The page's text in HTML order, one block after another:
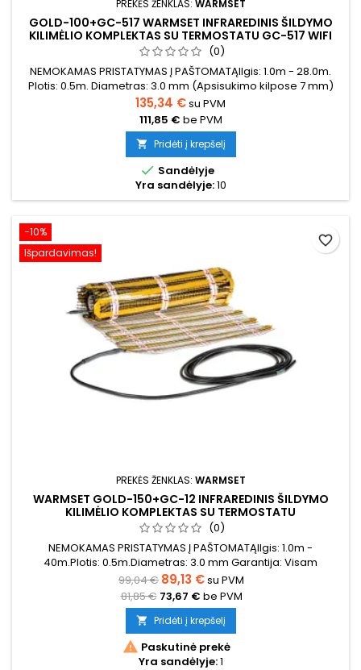
PREKĖS ŽENKLAS: WARMSET
GOLD-100+GC-517 WARMSET INFRAREDINIS ŠILDYMO
KILIMĖLIO KOMPLEKTAS SU TERMOSTATU GC-517 WIFI
(0)
NEMOKAMAS PRISTATYMAS Į PAŠTOMATĄIlgis: 1.0m - 28.0m.
Plotis: 0.5m. Diametras: 3.0 mm (Apsisukimo kilpose 7 mm)
Galia: 100W/m²
135,34 €su PVM
111,85 € be PVM
 Pridėti į krepšelį
 Sandėlyje
Yra sandėlyje:10
−10%
Išpardavimas!
PREKĖS ŽENKLAS: WARMSET
WARMSET GOLD-150+GC-12 INFRAREDINIS ŠILDYMO
KILIMĖLIO KOMPLEKTAS SU TERMOSTATU
(0)
NEMOKAMAS PRISTATYMAS Į PAŠTOMATĄIlgis: 1.0m -
40m.Plotis: 0.5m.Diametras: 3.0 mm Garantija: Visam
laikotarpiui (25 metai, reikia užsiregistruoti garantiniam
puslapyje)Galia: 150W/m2
99,04 € 89,13 €su PVM
81,85 € 73,67 € be PVM
 Pridėti į krepšelį
 Paskutinė prekė
Yra sandėlyje:1
favorite_border